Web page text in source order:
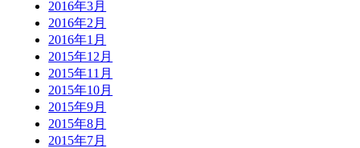
2016年3月
2016年2月
2016年1月
2015年12月
2015年11月
2015年10月
2015年9月
2015年8月
2015年7月